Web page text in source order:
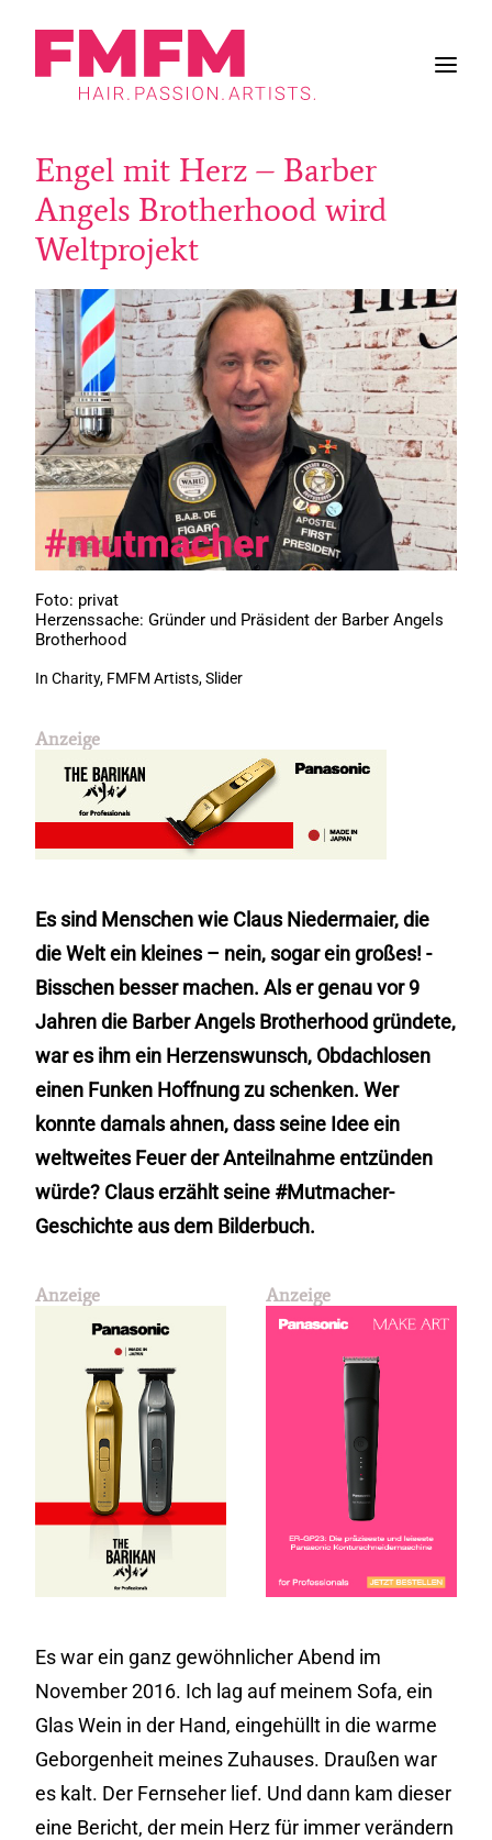
BUSINESS
ZUKUNFT DES SALONS
FRISUREN
INSPIRATION
WORK & LIFE
BRANCHE
FMFM
SUCHE
Engel mit Herz – Barber
Angels Brotherhood wird
Weltprojekt
Foto: privat
Herzenssache: Gründer und Präsident der Barber Angels
Brotherhood
In Charity, FMFM Artists,Slider
Anzeige
Es sind Menschen wie Claus Niedermaier, die
die Welt ein kleines – nein, sogar ein großes! -
Bisschen besser machen. Als er genau vor 9
Jahren die Barber Angels Brotherhood gründete,
war es ihm ein Herzenswunsch, Obdachlosen
einen Funken Hoffnung zu schenken. Wer
konnte damals ahnen, dass seine Idee ein
weltweites Feuer der Anteilnahme entzünden
würde? Claus erzählt seine #Mutmacher-
Geschichte aus dem Bilderbuch.
Anzeige Anzeige
Es war ein ganz gewöhnlicher Abend im
November 2016. Ich lag auf meinem Sofa, ein
Glas Wein in der Hand, eingehüllt in die warme
Geborgenheit meines Zuhauses. Draußen war
es kalt. Der Fernseher lief. Und dann kam dieser
eine Bericht, der mein Herz für immer verändern